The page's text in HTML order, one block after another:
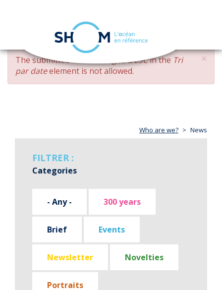
Skip
main
content
navigation
×
ERROR
MESSAGE
The submitted value changed DESCin the Tri
par dateelement is not allowed.
Who are we? News
FILTRER :
Categories
- Any - 300 years
Brief Events
Newsletter Novelties
Portraits